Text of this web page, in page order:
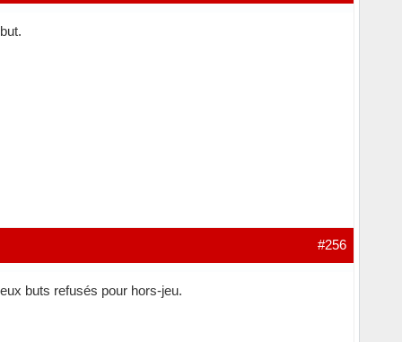
#256
buts refusés pour hors-jeu.